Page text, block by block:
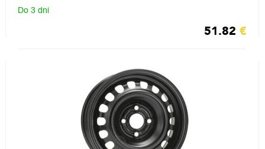
Do 3 dni
51.82 €